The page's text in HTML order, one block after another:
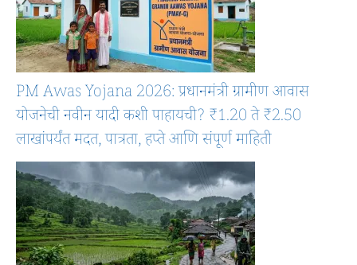
PM Awas Yojana 2026: प्रधानमंत्री ग्रामीण आवास
योजनेची नवीन यादी कशी पाहायची? ₹1.20 ते ₹2.50
लाखांपर्यंत मदत, पात्रता, हप्ते आणि संपूर्ण माहिती